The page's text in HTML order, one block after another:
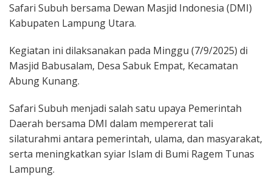
Safari Subuh bersama Dewan Masjid Indonesia (DMI)
Kabupaten Lampung Utara.
Kegiatan ini dilaksanakan pada Minggu (7/9/2025) di
Masjid Babusalam, Desa Sabuk Empat, Kecamatan
Abung Kunang.
Safari Subuh menjadi salah satu upaya Pemerintah
Daerah bersama DMI dalam mempererat tali
silaturahmi antara pemerintah, ulama, dan masyarakat,
serta meningkatkan syiar Islam di Bumi Ragem Tunas
Lampung.